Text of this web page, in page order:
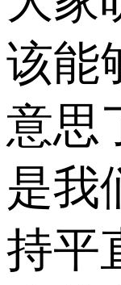
该能
意思
是我
持平